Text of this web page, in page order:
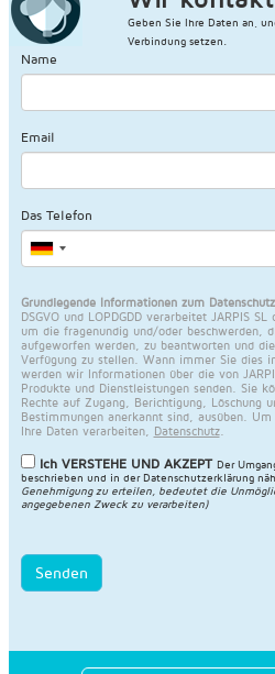
Geben Sie Ihre Daten an,
Verbindung setzen.
Name
Email
Das Telefon
Grundlegende Informationen zum
DSGVO und LOPDGDD verarbeitet JARPIS
um die fragenundig und/oder beschwerden,
aufgeworfen werden, zu beantworten und
Verfügung zu stellen. Wann immer Sie dies
werden wir Informationen über die von
Produkte und Dienstleistungen senden. Sie
Rechte auf Zugang, Berichtigung, Löschung
Bestimmungen anerkannt sind, ausüben.
Ihre Daten verarbeiten,
Datenschutz.
Ich VERSTEHE UND AKZEPT Der
beschrieben und in derDatenschutzerklärung
Genehmigung zu erteilen, bedeutet die
angegebenen Zweck zu verarbeiten)
Senden